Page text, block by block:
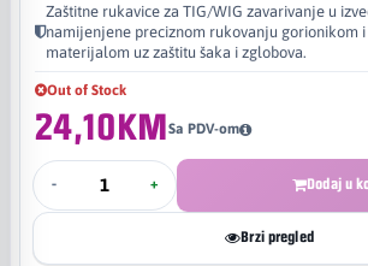
Zaštitne rukavice za TIG/WIG zavarivanje u
namijenjene preciznom rukovanju gorionikom i
materijalom uz zaštitu šaka i zglobova.
Out of Stock
24,10KMSa PDV-om
- + Dodaj u
Brzi pregled